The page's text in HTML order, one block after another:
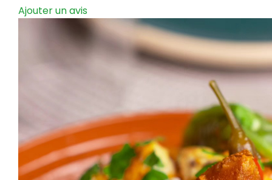
Ajouter un avis